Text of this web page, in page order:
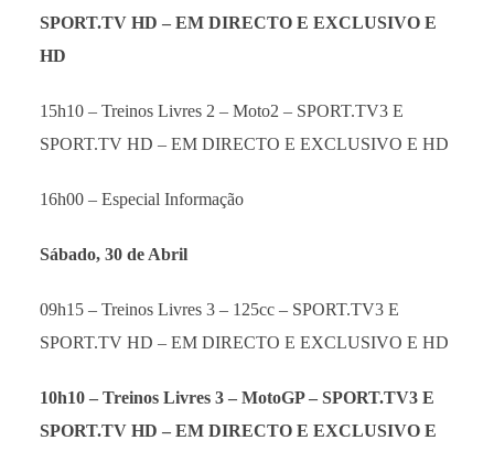
SPORT.TV HD – EM DIRECTO E EXCLUSIVO E
HD
15h10 – Treinos Livres 2 – Moto2 – SPORT.TV3 E
SPORT.TV HD – EM DIRECTO E EXCLUSIVO E HD
16h00 – Especial Informação
Sábado, 30 de Abril
09h15 – Treinos Livres 3 – 125cc – SPORT.TV3 E
SPORT.TV HD – EM DIRECTO E EXCLUSIVO E HD
10h10 – Treinos Livres 3 – MotoGP – SPORT.TV3 E
SPORT.TV HD – EM DIRECTO E EXCLUSIVO E